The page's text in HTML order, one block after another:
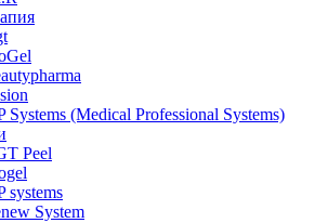
Systems (Medical Professional Systems)
Peel
systems
System